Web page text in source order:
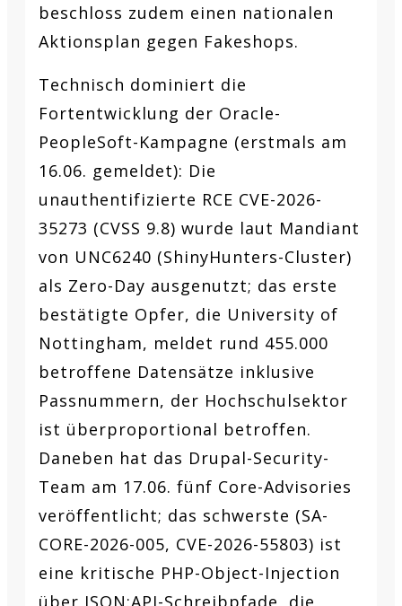
beschloss zudem einen nationalen
Aktionsplan gegen Fakeshops.
Technisch dominiert die
Fortentwicklung der Oracle-
PeopleSoft-Kampagne (erstmals am
16.06. gemeldet): Die
unauthentifizierte RCE CVE-2026-
35273 (CVSS 9.8) wurde laut Mandiant
von UNC6240 (ShinyHunters-Cluster)
als Zero-Day ausgenutzt; das erste
bestätigte Opfer, die University of
Nottingham, meldet rund 455.000
betroffene Datensätze inklusive
Passnummern, der Hochschulsektor
ist überproportional betroffen.
Daneben hat das Drupal-Security-
Team am 17.06. fünf Core-Advisories
veröffentlicht; das schwerste (SA-
CORE-2026-005, CVE-2026-55803) ist
eine kritische PHP-Object-Injection
über JSON:API-Schreibpfade, die